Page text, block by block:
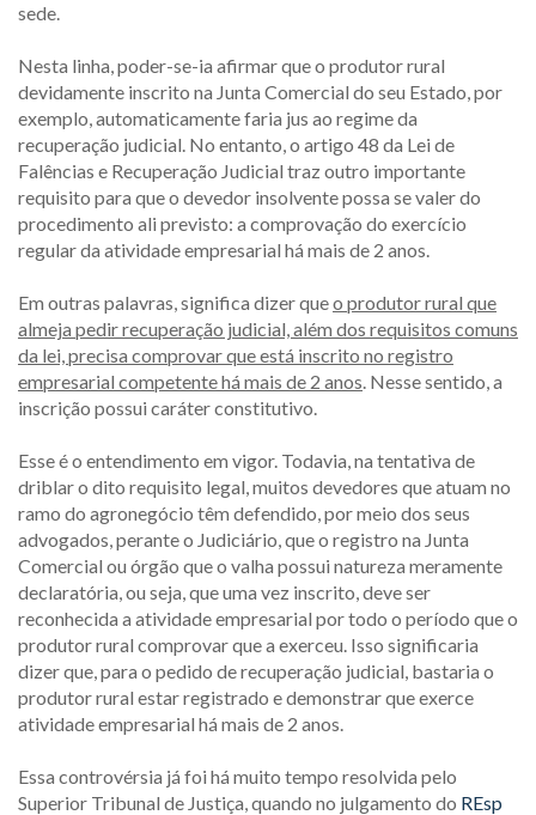
sede.
Nesta linha, poder-se-ia afirmar que o produtor rural
devidamente inscrito na Junta Comercial do seu Estado, por
exemplo, automaticamente faria jus ao regime da
recuperação judicial. No entanto, o artigo 48 da Lei de
Falências e Recuperação Judicial traz outro importante
requisito para que o devedor insolvente possa se valer do
procedimento ali previsto: a comprovação do exercício
regular da atividade empresarial há mais de 2 anos.
Em outras palavras, significa dizer queo produtor rural que
almeja pedir recuperação judicial, além dos requisitos comuns
da lei, precisa comprovar que está inscrito no registro
empresarial competente há mais de 2 anos. Nesse sentido, a
inscrição possui caráter constitutivo.
Esse é o entendimento em vigor. Todavia, na tentativa de
driblar o dito requisito legal, muitos devedores que atuam no
ramo do agronegócio têm defendido, por meio dos seus
advogados, perante o Judiciário, que o registro na Junta
Comercial ou órgão que o valha possui natureza meramente
declaratória, ou seja, que uma vez inscrito, deve ser
reconhecida a atividade empresarial por todo o período que o
produtor rural comprovar que a exerceu. Isso significaria
dizer que, para o pedido de recuperação judicial, bastaria o
produtor rural estar registrado e demonstrar que exerce
atividade empresarial há mais de 2 anos.
Essa controvérsia já foi há muito tempo resolvida pelo
Superior Tribunal de Justiça, quando no julgamento do REsp